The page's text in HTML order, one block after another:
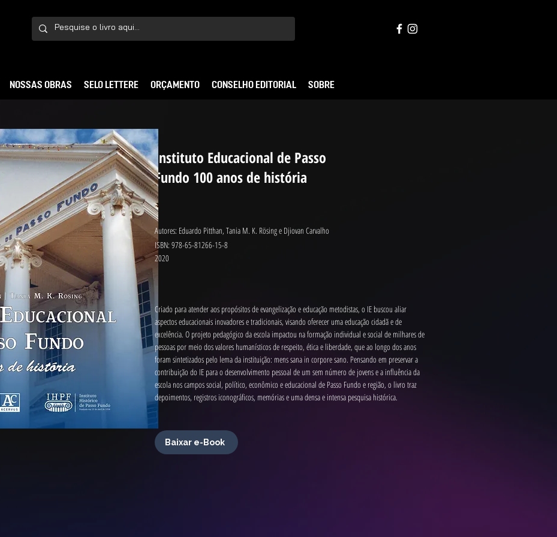
NOSSAS OBRAS SELO LETTERE ORÇAMENTO CONSELHO EDITORIAL SOBRE
Instituto Educacional de Passo
Fundo 100 anos de história
Autores: Eduardo Pitthan, Tania M. K. Rösing e Djiovan Carvalho
ISBN: 978-65-81266-15-8
2020
Criado para atender aos propósitos de evangelização e educação metodistas, o IE buscou aliar
aspectos educacionais inovadores e tradicionais, visando oferecer uma educação cidadã e de
excelência. O projeto pedagógico da escola impactou na formação individual e social de milhares de
pessoas por meio dos valores humanísticos de respeito, ética e liberdade, que ao longo dos anos
foram sintetizados pelo lema da instituição: mens sana in corpore sano. Pensando em preservar a
contribuição do IE para o desenvolvimento pessoal de um sem número de jovens e a influência da
escola nos campos social, político, econômico e educacional de Passo Fundo e região, o livro traz
depoimentos, registros iconográficos, memórias e uma densa e intensa pesquisa histórica.
Baixar e-Book